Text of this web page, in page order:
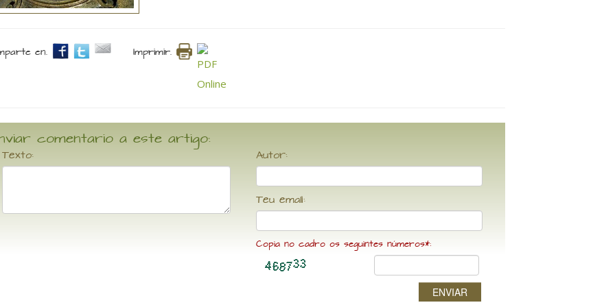
en. Imprimir.
comentario a este artigo:
Texto: Autor:
Teu email:
Copia no cadro os seguintes números*:
ENVIAR